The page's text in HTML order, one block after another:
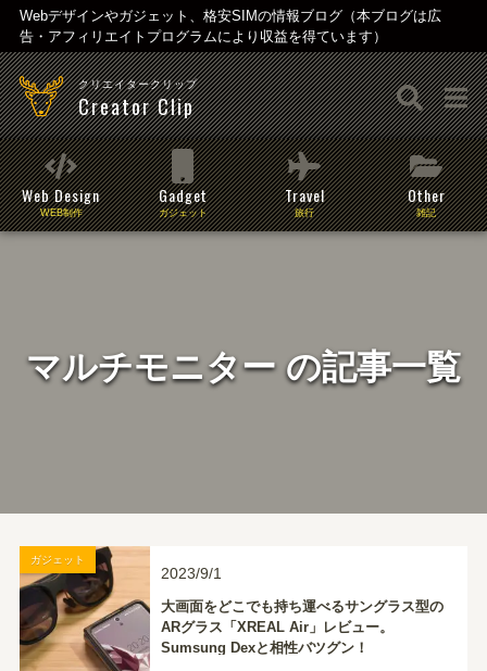
Webデザインやガジェット、格安SIMの情報ブログ（本ブログは広
告・アフィリエイトプログラムにより収益を得ています）
クリエイタークリップ
Creator Clip
Web Design
WEB制作
Gadget
ガジェット
Travel
旅行
Other
雑記
マルチモニター の記事一覧
ガジェット
2023/9/1
大画面をどこでも持ち運べるサングラス型の
ARグラス「XREAL Air」レビュー。
Sumsung Dexと相性バツグン！